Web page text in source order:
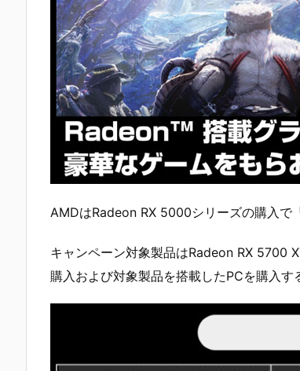
AMDはRadeon RX 5000シリーズの購入で
キャンペーン対象製品はRadeon RX 5700
購入および対象製品を搭載したPCを購入す